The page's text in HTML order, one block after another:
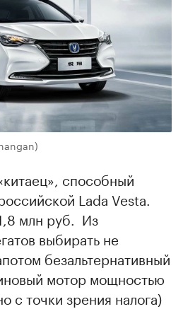
способный
Lada Vesta.
млн руб. Из
выбирать не
безальтернативный
мотор мощностью
с точки зрения налога)